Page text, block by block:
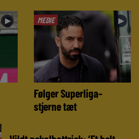
► MEDIE ►
Følger Superliga-
stjerne tæt